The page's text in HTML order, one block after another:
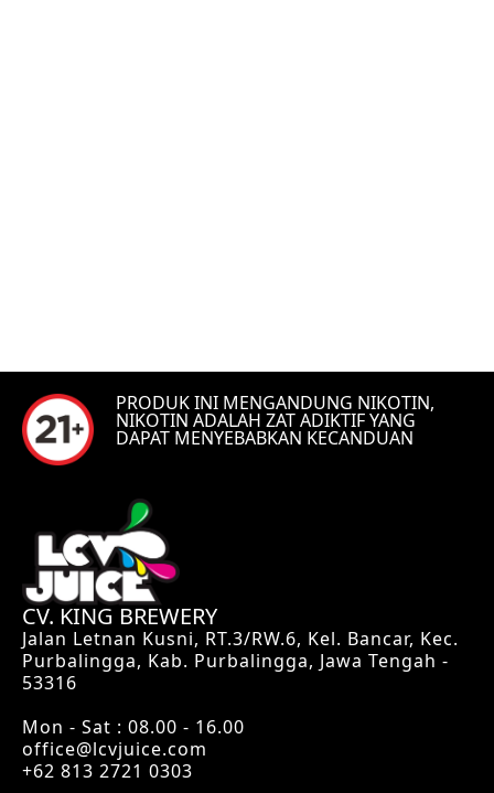
PRODUK INI MENGANDUNG NIKOTIN,
NIKOTIN ADALAH ZAT ADIKTIF YANG
DAPAT MENYEBABKAN KECANDUAN
CV. KING BREWERY
Jalan Letnan Kusni, RT.3/RW.6, Kel. Bancar, Kec.
Purbalingga, Kab. Purbalingga, Jawa Tengah -
53316
Mon - Sat : 08.00 - 16.00
office@lcvjuice.com
+62 813 2721 0303